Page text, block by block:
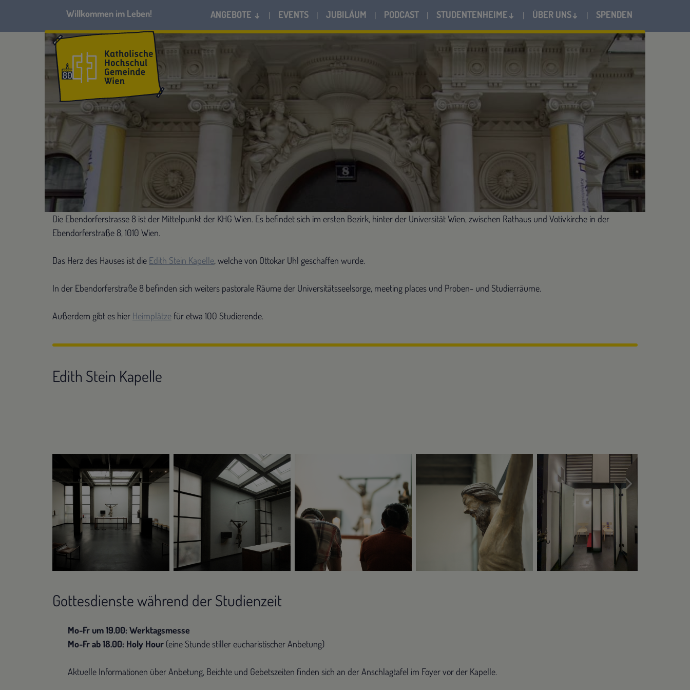
ANGEBOTE ↓ EVENTS JUBILÄUM PODCAST STUDENTENHEIME↓ ÜBER UNS↓ SPENDEN
Die Ebendorferstrasse 8 ist der Mittelpunkt der KHG Wien. Es befindet sich im ersten Bezirk, hinter der Universität Wien, zwischen Rathaus und Votivkirche in der
Ebendorferstraße 8, 1010 Wien.
Das Herz des Hauses ist die Edith Stein Kapelle, welche von Ottokar Uhl geschaffen wurde.
In der Ebendorferstraße 8 befinden sich weiters pastorale Räume der Universitätsseelsorge, meeting places und Proben- und Studierräume.
Außerdem gibt es hier Heimplätze für etwa 100 Studierende.
Edith Stein Kapelle
Gottesdienste während der Studienzeit
Mo-Fr um 19.00: Werktagsmesse
Mo-Fr ab 18.00: Holy Hour (eine Stunde stiller eucharistischer Anbetung)
Aktuelle Informationen über Anbetung, Beichte und Gebetszeiten finden sich an der Anschlagtafel im Foyer vor der Kapelle.